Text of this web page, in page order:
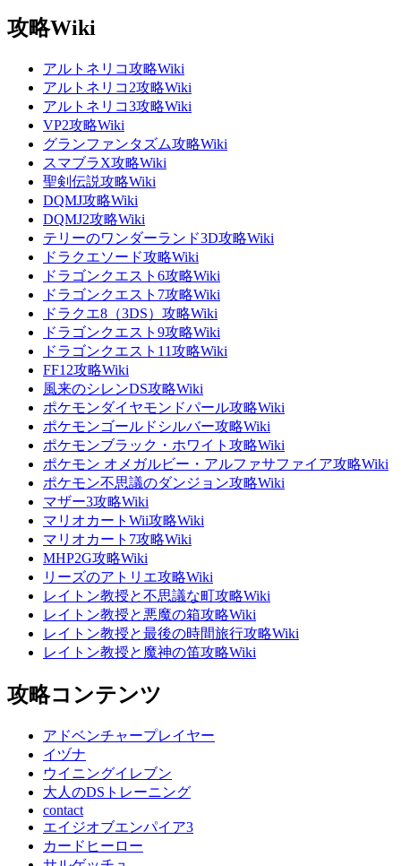
攻略Wiki
アルトネリコ攻略Wiki
アルトネリコ2攻略Wiki
アルトネリコ3攻略Wiki
VP2攻略Wiki
グランファンタズム攻略Wiki
スマブラX攻略Wiki
聖剣伝説攻略Wiki
DQMJ攻略Wiki
DQMJ2攻略Wiki
テリーのワンダーランド3D攻略Wiki
ドラクエソード攻略Wiki
ドラゴンクエスト6攻略Wiki
ドラゴンクエスト7攻略Wiki
ドラクエ8（3DS）攻略Wiki
ドラゴンクエスト9攻略Wiki
ドラゴンクエスト11攻略Wiki
FF12攻略Wiki
風来のシレンDS攻略Wiki
ポケモンダイヤモンドパール攻略Wiki
ポケモンゴールドシルバー攻略Wiki
ポケモンブラック・ホワイト攻略Wiki
ポケモン オメガルビー・アルファサファイア攻略Wiki
ポケモン不思議のダンジョン攻略Wiki
マザー3攻略Wiki
マリオカートWii攻略Wiki
マリオカート7攻略Wiki
MHP2G攻略Wiki
リーズのアトリエ攻略Wiki
レイトン教授と不思議な町攻略Wiki
レイトン教授と悪魔の箱攻略Wiki
レイトン教授と最後の時間旅行攻略Wiki
レイトン教授と魔神の笛攻略Wiki
攻略コンテンツ
アドベンチャープレイヤー
イヅナ
ウイニングイレブン
大人のDSトレーニング
contact
エイジオブエンパイア3
カードヒーロー